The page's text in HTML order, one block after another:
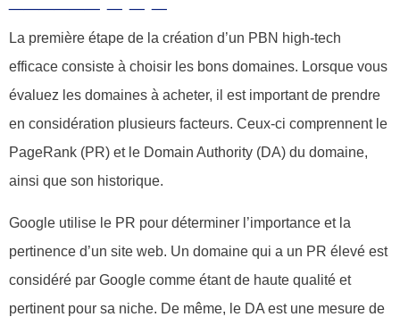
La première étape de la création d’un PBN high-tech
efficace consiste à choisir les bons domaines. Lorsque vous
évaluez les domaines à acheter, il est important de prendre
en considération plusieurs facteurs. Ceux-ci comprennent le
PageRank (PR) et le Domain Authority (DA) du domaine,
ainsi que son historique.
Google utilise le PR pour déterminer l’importance et la
pertinence d’un site web. Un domaine qui a un PR élevé est
considéré par Google comme étant de haute qualité et
pertinent pour sa niche. De même, le DA est une mesure de